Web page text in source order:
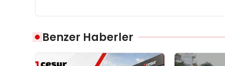
Benzer Haberler